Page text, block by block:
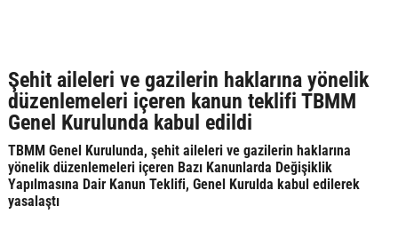
Şehit aileleri ve gazilerin haklarına yönelik
düzenlemeleri içeren kanun teklifi TBMM
Genel Kurulunda kabul edildi
TBMM Genel Kurulunda, şehit aileleri ve gazilerin haklarına
yönelik düzenlemeleri içeren Bazı Kanunlarda Değişiklik
Yapılmasına Dair Kanun Teklifi, Genel Kurulda kabul edilerek
yasalaştı